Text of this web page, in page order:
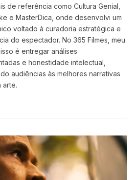
de referência como Cultura Genial,
e MasterDica, onde desenvolvi um
voltado à curadoria estratégica e
do espectador. No 365 Filmes, meu
é entregar análises
e honestidade intelectual,
audiências às melhores narrativas
arte.